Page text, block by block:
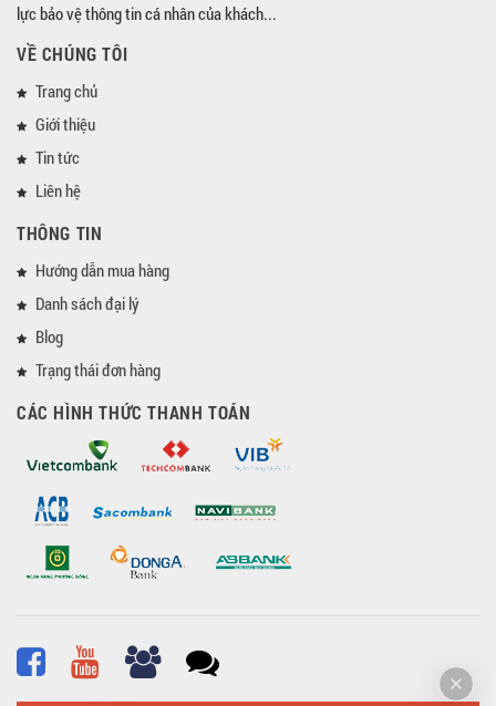
lực bảo vệ thông tin cá nhân của khách...
VỀ CHÚNG TÔI
Trang chủ
Giới thiệu
Tin tức
Liên hệ
THÔNG TIN
Hướng dẫn mua hàng
Danh sách đại lý
Blog
Trạng thái đơn hàng
CÁC HÌNH THỨC THANH TOÁN